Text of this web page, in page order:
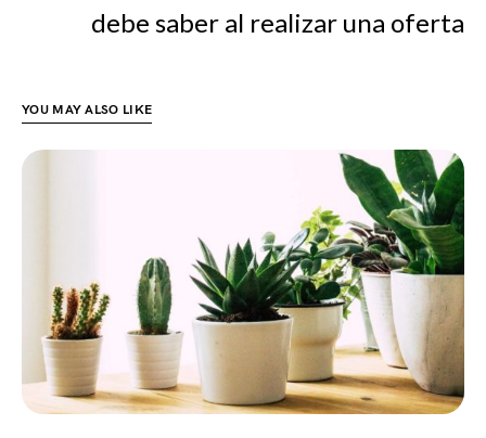
debe saber al realizar una oferta
YOU MAY ALSO LIKE